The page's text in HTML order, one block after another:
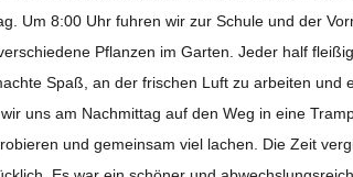
Um 8:00 Uhr fuh­ren wir zur Schule und der
Pflan­zen im Gar­ten. Jeder half
Spaß, an der fri­schen Luft zu arbei­ten und
uns am Nach­mit­tag auf den Weg in eine
und gemein­sam viel lachen. Die Zeit